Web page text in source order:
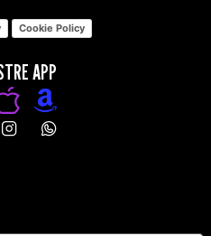
Cookie Policy
APP